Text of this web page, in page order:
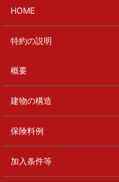
HOME
特約の説明
概要
建物の構造
保険料例
加入条件等